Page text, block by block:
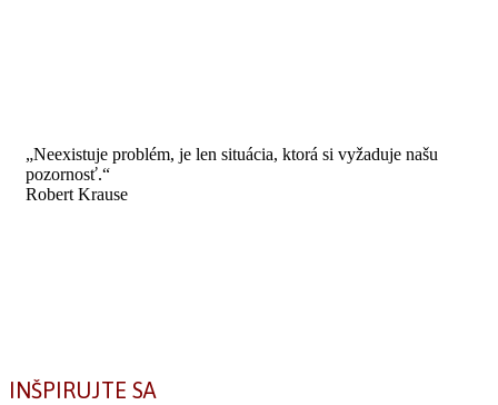
„Neexistuje problém, je len situácia, ktorá si vyžaduje našu
pozornosť.“
Robert Krause
INŠPIRUJTE SA